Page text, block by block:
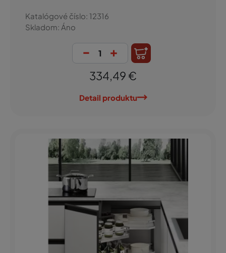
Katalógové číslo: 12316
Skladom: Áno
- +
334,49 €
Detail produktu